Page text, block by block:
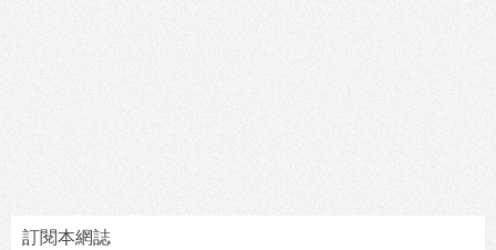
訂閱本網誌